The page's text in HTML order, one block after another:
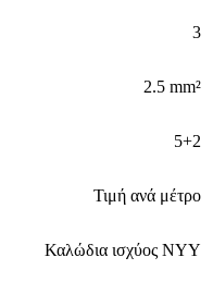
3
2.5 mm²
5+2
Τιμή ανά μέτρο
Καλώδια ισχύος ΝΥΥ